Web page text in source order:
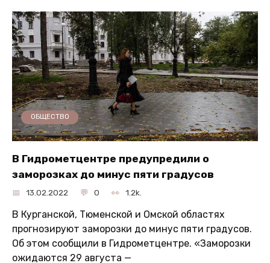
ОБЩЕСТВО
В Гидрометцентре предупредили о
заморозках до минус пяти градусов
13.02.2022 0 1.2k.
В Курганской, Тюменской и Омской областях
прогнозируют заморозки до минус пяти градусов.
Об этом сообщили в Гидрометцентре. «Заморозки
ожидаются 29 августа —